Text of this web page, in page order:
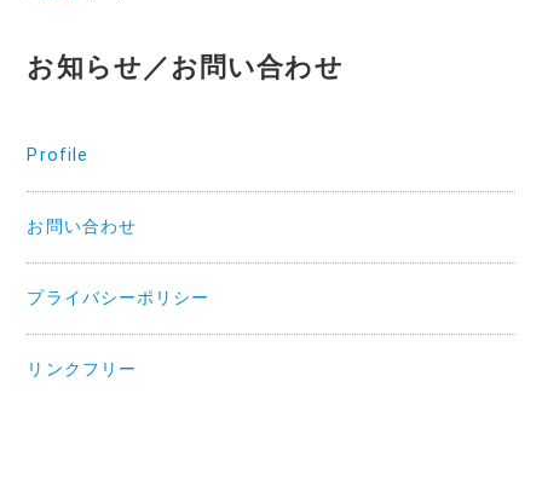
お知らせ／お問い合わせ
Profile
お問い合わせ
プライバシーポリシー
リンクフリー